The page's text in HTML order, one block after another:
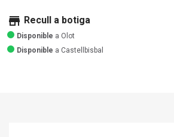
store Recull a botiga
Disponible a Olot
Disponible a Castellbisbal